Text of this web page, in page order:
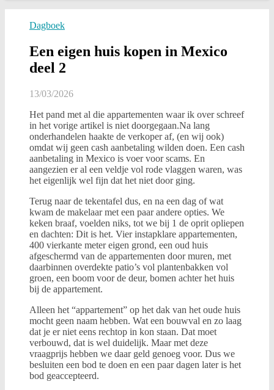
Dagboek
Een eigen huis kopen in Mexico
deel 2
13/03/2026
Het pand met al die appartementen waar ik over schreef
in het vorige artikel is niet doorgegaan.Na lang
onderhandelen haakte de verkoper af, (en wij ook)
omdat wij geen cash aanbetaling wilden doen. Een cash
aanbetaling in Mexico is voer voor scams. En
aangezien er al een veldje vol rode vlaggen waren, was
het eigenlijk wel fijn dat het niet door ging.
Terug naar de tekentafel dus, en na een dag of wat
kwam de makelaar met een paar andere opties. We
keken braaf, voelden niks, tot we bij 1 de oprit opliepen
en dachten: Dit is het. Vier instapklare appartementen,
400 vierkante meter eigen grond, een oud huis
afgeschermd van de appartementen door muren, met
daarbinnen overdekte patio’s vol plantenbakken vol
groen, een boom voor de deur, bomen achter het huis
bij de appartement.
Alleen het “appartement” op het dak van het oude huis
mocht geen naam hebben. Wat een bouwval en zo laag
dat je er niet eens rechtop in kon staan. Dat moet
verbouwd, dat is wel duidelijk. Maar met deze
vraagprijs hebben we daar geld genoeg voor. Dus we
besluiten een bod te doen en een paar dagen later is het
bod geaccepteerd.